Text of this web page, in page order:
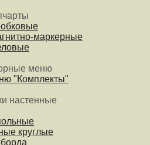
маркерные
меню
"Комплекты"
настенные
круглые